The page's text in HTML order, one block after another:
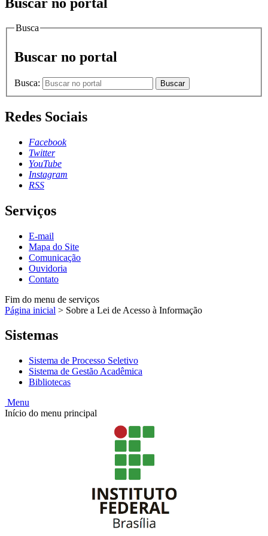
Busca
Buscar no portal
Busca: Buscar
Redes Sociais
Facebook
Twitter
YouTube
Instagram
RSS
Serviços
E-mail
Mapa do Site
Comunicação
Ouvidoria
Contato
Fim do menu de serviços
Página inicial > Sobre a Lei de Acesso à Informação
Sistemas
Sistema de Processo Seletivo
Sistema de Gestão Acadêmica
Bibliotecas
Menu
Início do menu principal